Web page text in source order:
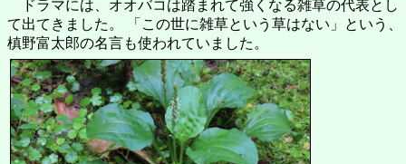
ドラマには、オオバコは踏まれて強くなる雑草の代表とし
て出てきました。 「この世に雑草という草はない」という、
槙野富太郎の名言も使われていました。